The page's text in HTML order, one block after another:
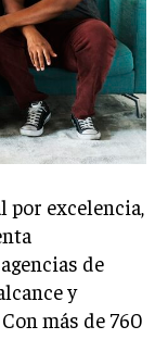
you get access
of the curve.
por excelencia,
de
y
más de 760